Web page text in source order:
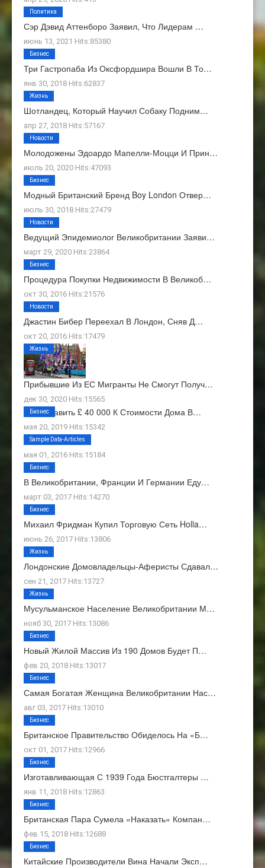
Сэр Дэвид Аттенборо Заявил, Что Лидерам …
июнь 13, 2021 Hits:85380
Политика
Три Гастропаба Из Оксфордшира Вошли В То…
янв 30, 2018 Hits:62837
Бизнес
Шотландец, Который Научил Собаку Подним…
апр 27, 2018 Hits:57167
Жизнь
Молодожены Эдоардо Мапелли-Моцци И Прин…
июль 20, 2020 Hits:47093
Новости
Модный Британский Бренд Boy London Отвер…
июль 30, 2018 Hits:27479
Бизнес
Ведущий Эпидемиолог Великобритании Заяви…
март 29, 2020 Hits:23864
Новости
Процедура Покупки Недвижимости В Великоб…
окт 30, 2016 Hits:21576
Бизнес
Джастин Бибер Переехал В Лондон, Сняв Д…
окт 20, 2016 Hits:17479
Новости
Прибывшие Из ЕС Мигранты Не Смогут Получ…
дек 30, 2020 Hits:15565
Жизнь
Как Добавить £ 40 000 К Стоимости Дома В…
мая 20, 2019 Hits:15342
Бизнес
О Нас
мая 01, 2016 Hits:15184
Sample Data-Articles
В Великобритании, Франции И Германии Еду…
март 03, 2017 Hits:14270
Бизнес
Михаил Фридман Купил Торговую Сеть Holla…
июнь 26, 2017 Hits:13806
Бизнес
Лондонские Домовладельцы-Аферисты Сдавал…
сен 21, 2017 Hits:13727
Жизнь
Мусульманское Население Великобритании М…
нояб 30, 2017 Hits:13086
Жизнь
Новый Жилой Массив Из 190 Домов Будет П…
фев 20, 2018 Hits:13017
Бизнес
Самая Богатая Женщина Великобритании Нас…
авг 03, 2017 Hits:13010
Бизнес
Британское Правительство Обиделось На «Б…
окт 01, 2017 Hits:12966
Бизнес
Изготавливающая С 1939 Года Бюстгалтеры …
янв 11, 2018 Hits:12863
Бизнес
Британская Пара Сумела «наказать» Компан…
фев 15, 2018 Hits:12688
Бизнес
Китайские Производители Вина Начали Эксп…
Бизнес